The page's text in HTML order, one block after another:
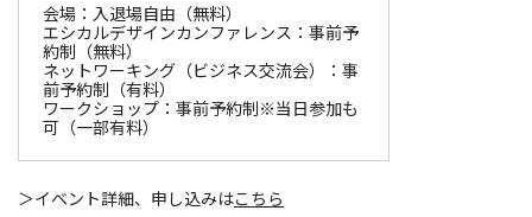
会場：入退場自由（無料）
エシカルデザインカンファレンス：事前予
約制（無料）
ネットワーキング（ビジネス交流会）：事
前予約制（有料）
ワークショップ：事前予約制※当日参加も
可（一部有料）
＞イベント詳細、申し込みはこちら